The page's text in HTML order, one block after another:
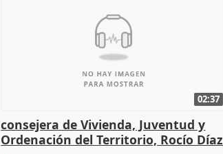
02:37
consejera de Vivienda, Juventud y
Ordenación del Territorio, Rocío Díaz